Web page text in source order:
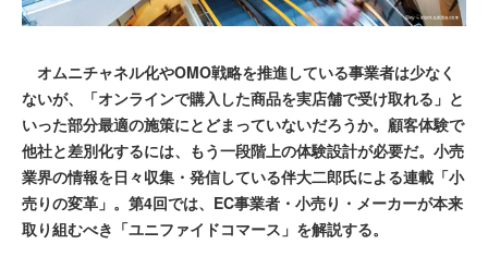
オムニチャネル化やOMO戦略を推進している事業者は少なく
ないが、「オンラインで購入した商品を実店舗で受け取れる」と
いった部分最適の施策にとどまっていないだろうか。顧客体験で
他社と差別化するには、もう一段階上の体験設計が必要だ。小売
業界の情報を日々収集・発信している伴大二郎氏による連載「小
売りの変革」。第4回では、EC事業者・小売り・メーカーが本来
取り組むべき「ユニファイドコマース」を解説する。